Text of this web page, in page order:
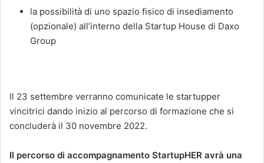
la possibilità di uno spazio fisico di insediamento
(opzionale) all’interno della Startup House di Daxo
Group
Il 23 settembre verranno comunicate le startupper
vincitrici dando inizio al percorso di formazione che si
concluderà il 30 novembre 2022.
Il percorso di accompagnamento StartupHER avrà una